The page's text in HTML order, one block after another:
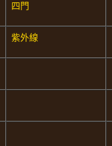
四門
紫外線